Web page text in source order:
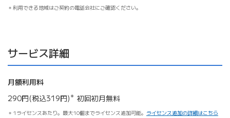
利用できる地域はご契約の電話会社にご確認ください。
サービス詳細
月額利用料
290円(税込319円) ＊ 初回初月無料
1ライセンスあたり。最大10個までライセンス追加可能。 ライセンス追加の詳細はこちら